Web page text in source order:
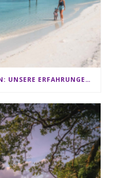
CLUB MED KANI MALEDIVEN: UNSERE ERFAHRUNGEN IM ALL-INCLUSIVE PARADIES